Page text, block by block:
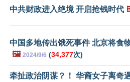
中共财政进入绝境 开启抢钱时代
中国多地传出饿死事件 北京将食
🖼️ 2024/9/6 (34,377次)
牵扯政治阴谋？！ 华裔女子离奇